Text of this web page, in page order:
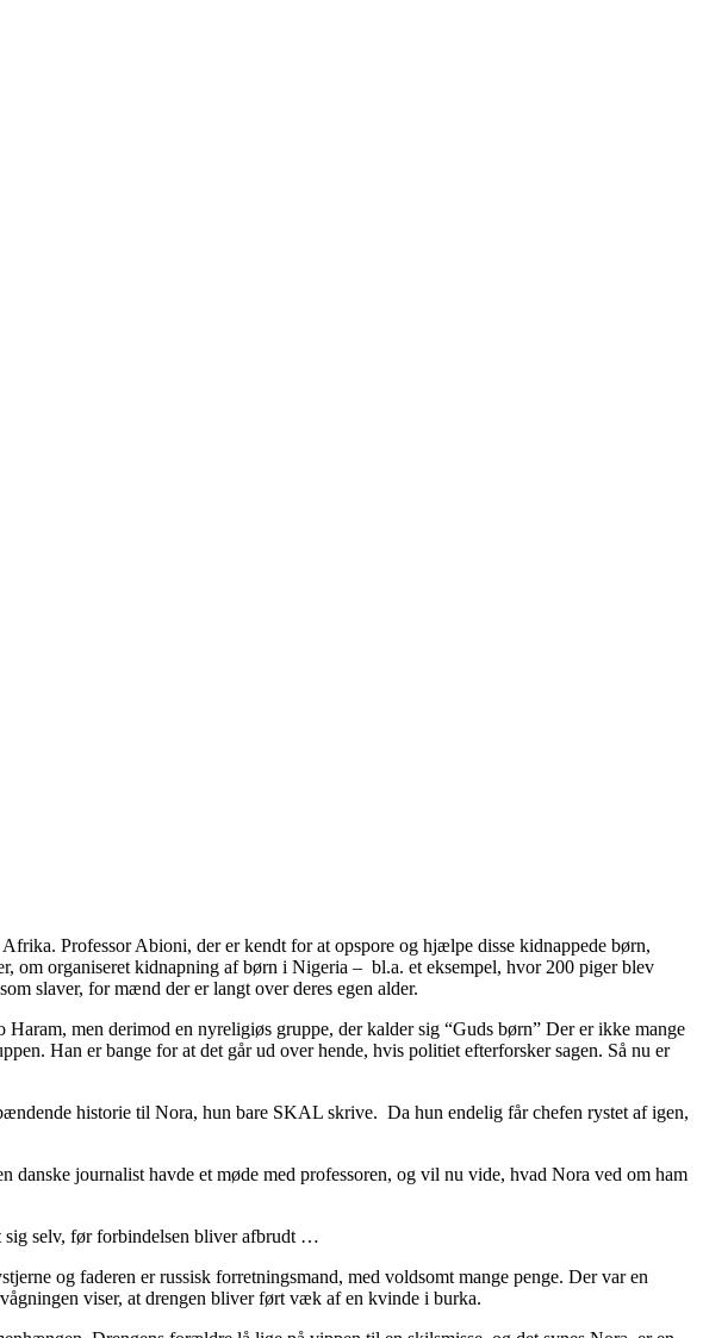
Professor Abioni, der er kendt for at opspore og hjælpe disse kidnappede børn,
om organiseret kidnapning af børn i Nigeria – bl.a. et eksempel, hvor200 piger blev
slaver, for mænd der er langt over deres egen alder.
men derimod en nyreligiøs gruppe, der kalder sig “Guds børn” Der er ikke mange
Han er bange for at det går ud over hende, hvis politiet efterforsker sagen. Så nu er
historie til Nora, hun bare SKAL skrive. Da hun endelig får chefen rystet af igen,
journalist havde et møde med professoren, og vil nu vide, hvad Nora ved om ham
sig selv, før forbindelsen bliver afbrudt …
og faderen er russisk forretningsmand, med voldsomt mange penge. Der var en
viser, at drengen bliver ført væk af en kvinde i burka.